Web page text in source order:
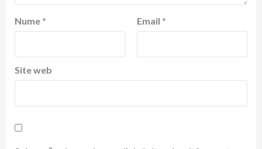
Nume * Email *
Site web